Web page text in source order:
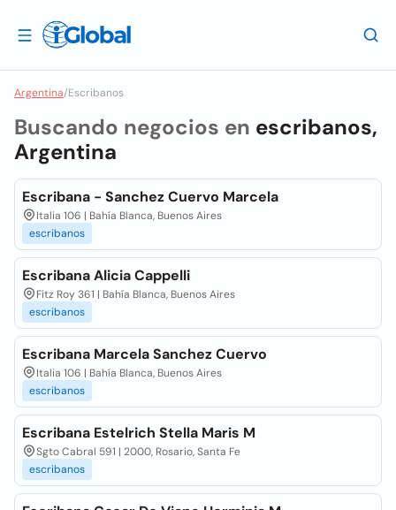
Argentina/Escribanos
Buscando negocios en escribanos,
Argentina
Escribana - Sanchez Cuervo Marcela
Italia 106 | Bahía Blanca, Buenos Aires
escribanos
Escribana Alicia Cappelli
Fitz Roy 361 | Bahía Blanca, Buenos Aires
escribanos
Escribana Marcela Sanchez Cuervo
Italia 106 | Bahía Blanca, Buenos Aires
escribanos
Escribana Estelrich Stella Maris M
Sgto Cabral 591 | 2000, Rosario, Santa Fe
escribanos